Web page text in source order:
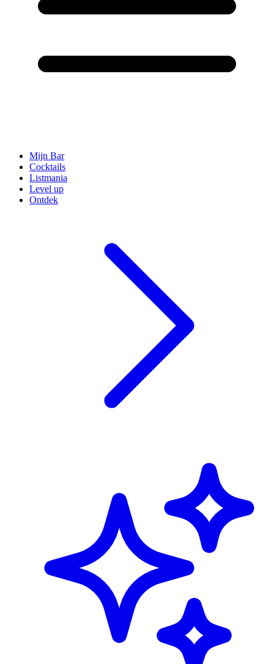
Mijn Bar
Cocktails
Listmania
Level up
Ontdek